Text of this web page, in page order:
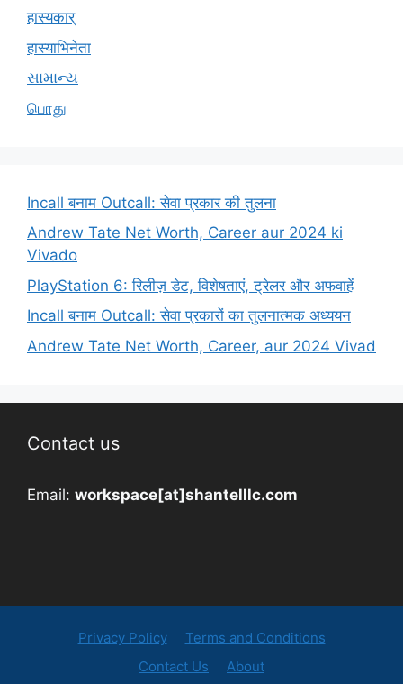
हास्यकार्
हास्याभिनेता
સામાન્ય
பொது
Incall बनाम Outcall: सेवा प्रकार की तुलना
Andrew Tate Net Worth, Career aur 2024 ki
Vivado
PlayStation 6: रिलीज़ डेट, विशेषताएं, ट्रेलर और अफवाहें
Incall बनाम Outcall: सेवा प्रकारों का तुलनात्मक अध्ययन
Andrew Tate Net Worth, Career, aur 2024 Vivad
Contact us
Email: workspace[at]shantelllc.com
Privacy Policy
Terms and Conditions
Contact Us
About